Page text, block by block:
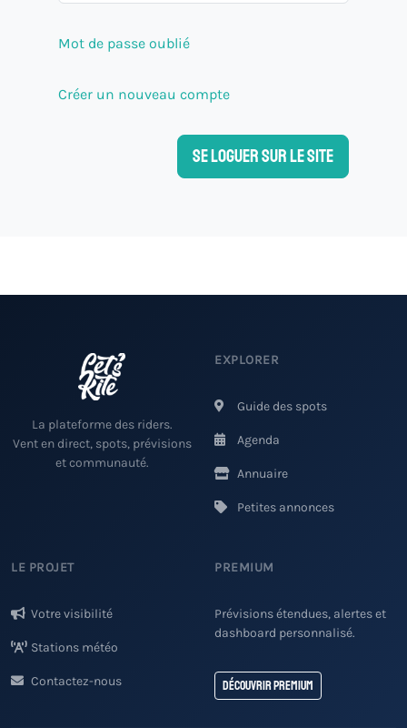
Mot de passe oublié
Créer un nouveau compte
Se loguer sur le site
La plateforme des riders.
Vent en direct, spots, prévisions
et communauté.
EXPLORER
Guide des spots
Agenda
Annuaire
Petites annonces
LE PROJET
Votre visibilité
Stations météo
Contactez-nous
PREMIUM
Prévisions étendues, alertes et
dashboard personnalisé.
Découvrir Premium